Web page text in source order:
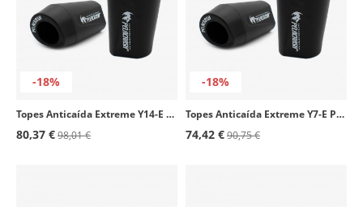
-18%
Topes Anticaída Extreme Y14-E Pelacrash para Yamaha Fazer FZ1 1000 (06-19)
80,37 €98,01 €
-18%
Topes Anticaída Extreme Y7-E Pelacrash para Yamaha EXUP (91-94)
74,42 €90,75 €